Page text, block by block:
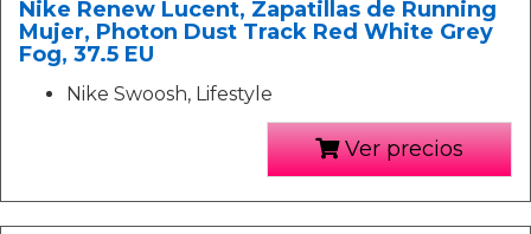
Nike Renew Lucent, Zapatillas de Running
Mujer, Photon Dust Track Red White Grey
Fog, 37.5 EU
Nike Swoosh, Lifestyle
Ver precios